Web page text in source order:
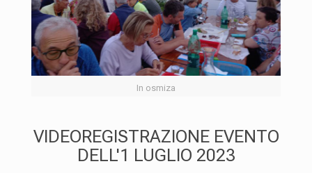
In osmiza
VIDEOREGISTRAZIONE EVENTO
DELL'1 LUGLIO 2023